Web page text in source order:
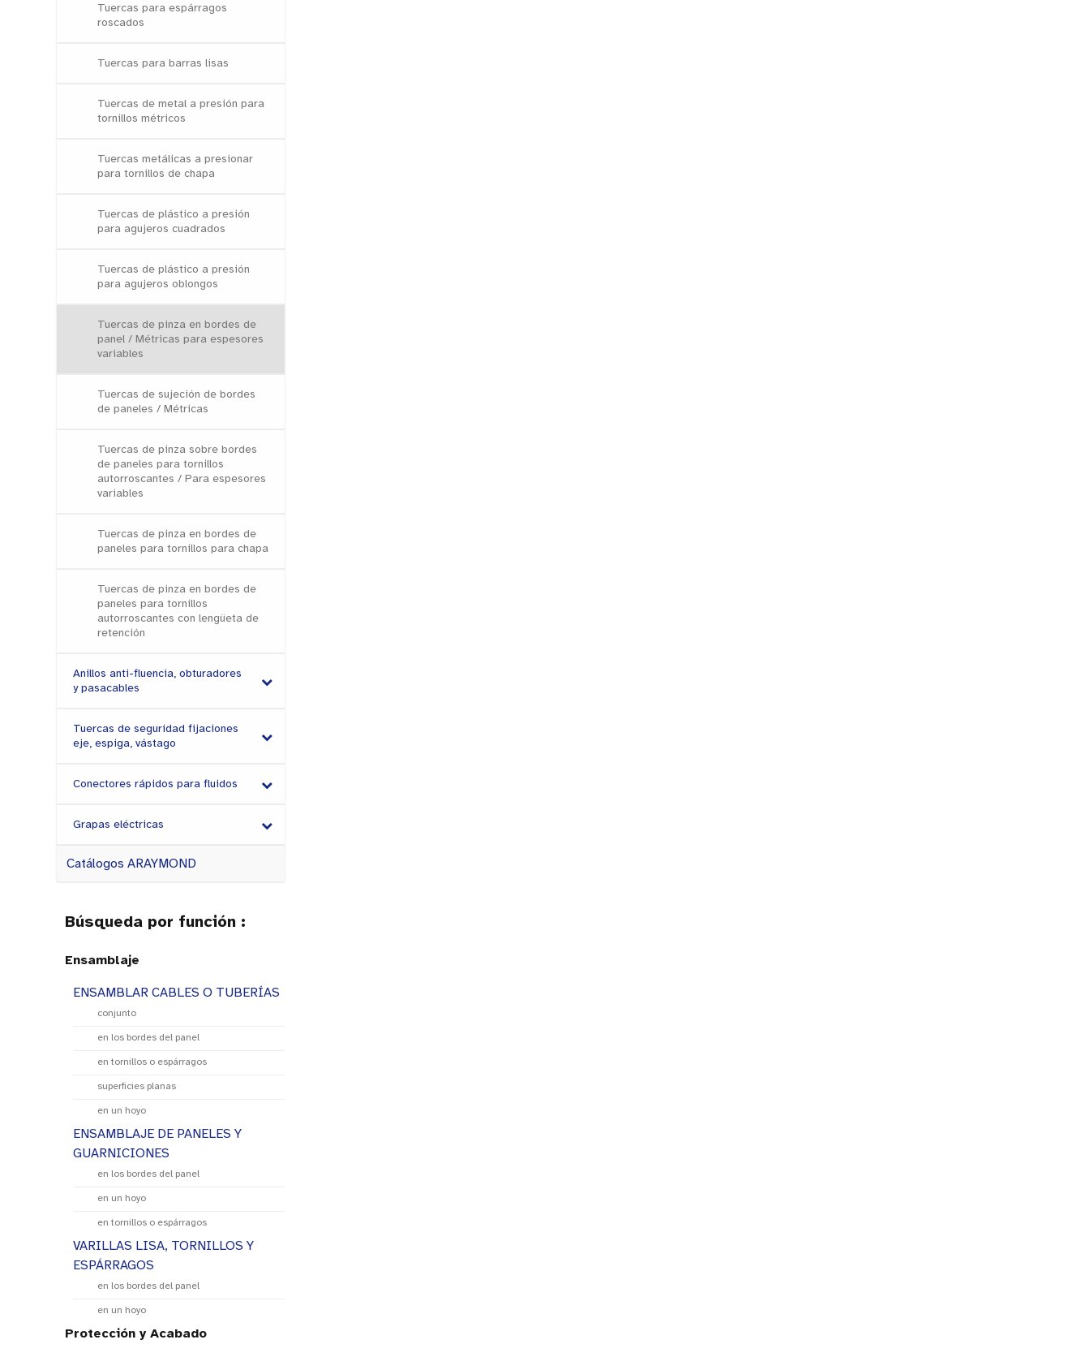
Tuercas para espárragos
roscados
Tuercas para barras lisas
Tuercas de metal a presión para
tornillos métricos
Tuercas metálicas a presionar
para tornillos de chapa
Tuercas de plástico a presión
para agujeros cuadrados
Tuercas de plástico a presión
para agujeros oblongos
Tuercas de pinza en bordes de
panel / Métricas para espesores
variables
Tuercas de sujeción de bordes
de paneles / Métricas
Tuercas de pinza sobre bordes
de paneles para tornillos
autorroscantes / Para espesores
variables
Tuercas de pinza en bordes de
paneles para tornillos para chapa
Tuercas de pinza en bordes de
paneles para tornillos
autorroscantes con lengüeta de
retención
Anillos anti-fluencia, obturadores
y pasacables
Tuercas de seguridad fijaciones
eje, espiga, vástago
Conectores rápidos para fluidos
Grapas eléctricas
Catálogos ARAYMOND
Búsqueda por función :
Ensamblaje
ENSAMBLAR CABLES O TUBERÍAS
conjunto
en los bordes del panel
en tornillos o espárragos
superficies planas
en un hoyo
ENSAMBLAJE DE PANELES Y
GUARNICIONES
en los bordes del panel
en un hoyo
en tornillos o espárragos
VARILLAS LISA, TORNILLOS Y
ESPÁRRAGOS
en los bordes del panel
en un hoyo
Protección y Acabado